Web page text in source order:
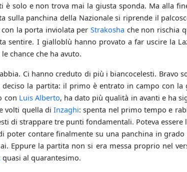
è solo e non trova mai la giusta sponda. Ma alla
sulla panchina della Nazionale si riprende il
con la porta inviolata perStrakosha che non rischia
sentire. I gialloblù hanno provato a far uscire la
chance che ha avuto.
Ci hanno creduto di più i biancocelesti. Bravo
la partita: il primo è entrato in campo con
con Luis Alberto, ha dato più qualità in avanti e ha
volti quella diInzaghi: spenta nel primo tempo e
di strappare tre punti fondamentali. Poteva
poter contare finalmente su una panchina in
Eppure la partita non si era messa proprio nel
quasi al quarantesimo.